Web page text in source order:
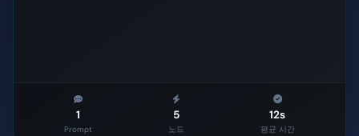
1
Prompt
5
노드
12s
평균 시간